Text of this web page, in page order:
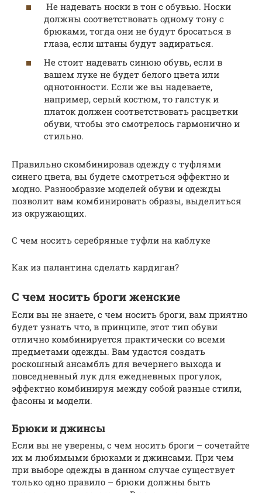
Не надевать носки в тон с обувью. Носки
должны соответствовать одному тону с
брюками, тогда они не будут бросаться в
глаза, если штаны будут задираться.
Не стоит надевать синюю обувь, если в
вашем луке не будет белого цвета или
однотонности. Если же вы надеваете,
например, серый костюм, то галстук и
платок должен соответствовать расцветки
обуви, чтобы это смотрелось гармонично и
стильно.
Правильно скомбинировав одежду с туфлями
синего цвета, вы будете смотреться эффектно и
модно. Разнообразие моделей обуви и одежды
позволит вам комбинировать образы, выделиться
из окружающих.
С чем носить серебряные туфли на каблуке
Как из палантина сделать кардиган?
С чем носить броги женские
Если вы не знаете, с чем носить броги, вам приятно
будет узнать что, в принципе, этот тип обуви
отлично комбинируется практически со всеми
предметами одежды. Вам удастся создать
роскошный ансамбль для вечернего выхода и
повседневный лук для ежедневных прогулок,
эффектно комбинируя между собой разные стили,
фасоны и модели.
Брюки и джинсы
Если вы не уверены, с чем носить броги – сочетайте
их м любимыми брюками и джинсами. При чем
при выборе одежды в данном случае существует
только одно правило – брюки должны быть